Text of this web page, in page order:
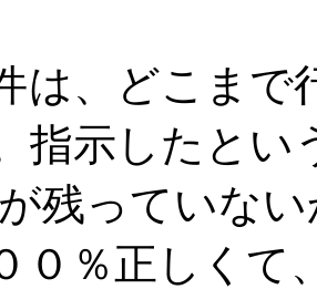
は、どこまで
指示したとい
残っていな
０％正しくて